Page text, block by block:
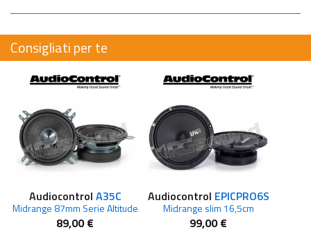
Consigliati per te
Audiocontrol A35C
Midrange 87mm Serie Altitude
89,00 €
Audiocontrol EPICPRO6S
Midrange slim 16,5cm
99,00 €